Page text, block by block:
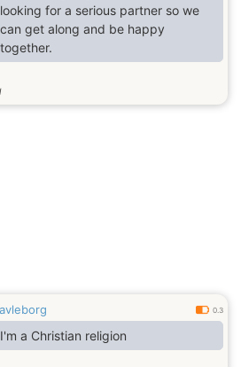
looking for a serious partner so we
can get along and be happy
together.
0.3
I'm a Christian religion